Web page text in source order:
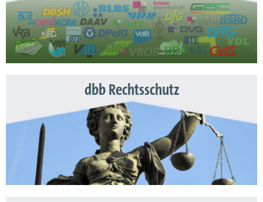
dbb Rechtsschutz